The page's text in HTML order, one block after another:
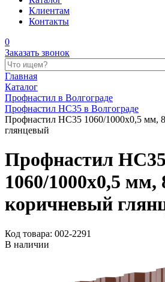
Клиентам
Контакты
0
Заказать звонок
Поиск по каталогу
Главная
Каталог
Профнастил в Волгограде
Профнастил НС35 в Волгограде
Профнастил НС35 1060/1000x0,5 мм,
глянцевый
Профнастил НС35
1060/1000x0,5 мм,
коричневый
Код товара: 002-2291
В наличии